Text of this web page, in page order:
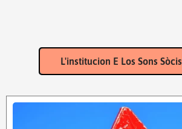
L'institucion E Los Sons Sòcis